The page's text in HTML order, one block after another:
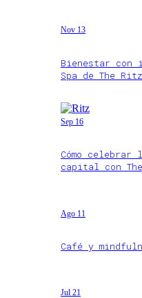
Nov 13
Bienestar con
Spa de The
Sep 16
Cómo
capital con
Ago 11
Café y
Jul 21